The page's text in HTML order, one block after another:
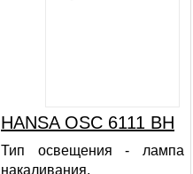
HANSA OSC 6111 BH
Тип освещения - лампа
накаливания.